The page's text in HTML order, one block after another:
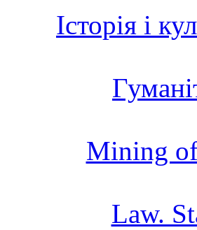
Історія і
Mining
Law.